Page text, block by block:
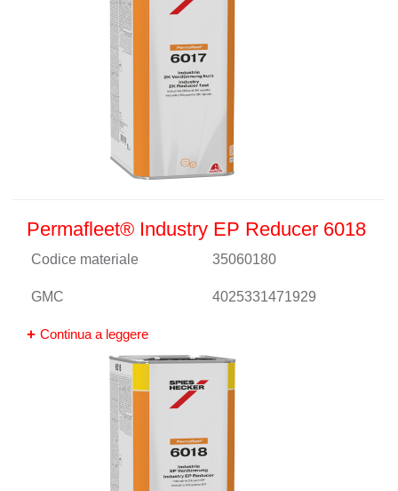
Permafleet® Industry EP Reducer 6018
Codice materiale 35060180
GMC 4025331471929
Continua a leggere